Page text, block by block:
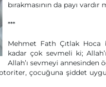
bırakmasının da payı vardır
***
Mehmet Fath Çıtlak Hoca
kadar çok sevmeli ki;
Allah’ı sevmeyi annesinden
otoriter, çocuğuna şiddet